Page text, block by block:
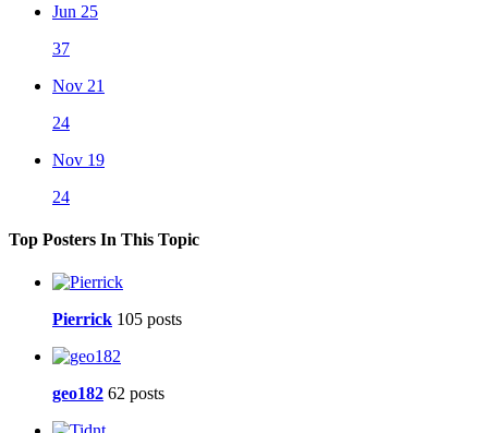
Jun 25
37
Nov 21
24
Nov 19
24
Top Posters In This Topic
Pierrick 105 posts
geo182 62 posts